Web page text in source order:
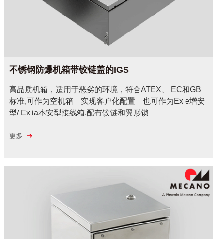
不锈钢防爆机箱带铰链盖的IGS
高品质机箱，适用于恶劣的环境，符合ATEX、IEC和GB
标准,可作为空机箱，实现客户化配置；也可作为Ex e增安
型/ Ex ia本安型接线箱,配有铰链和翼形锁
更多